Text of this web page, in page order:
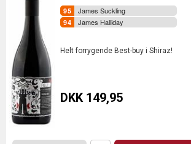
James Suckling
James Halliday
Helt forrygende Best-buy i Shiraz!
DKK 149,95